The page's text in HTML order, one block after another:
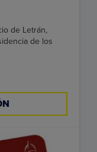
de Letrán,
de los